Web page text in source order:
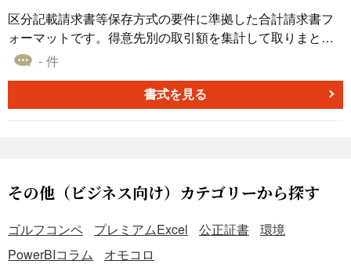
区分記載請求書等保存方式の要件に準拠した合計請求書フ
ォーマットです。得意先別の取引額を集計して取りまとめ
て請求書発行する場合にご活用下さい。繰越金額・値引
- 件
書式を見る
その他（ビジネス向け）カテゴリーから探す
ゴルフコンペ プレミアムExcel 公正証書
環境
PowerBIコラム
オモコロ